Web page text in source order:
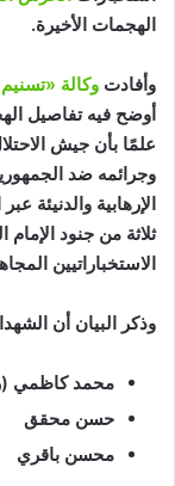
الهجمات الأخيرة.
وأفادت وكالة
أوضح فيه تفاصيل
علمًا بأن جيش
وجرائمه ضد
الإرهابية والدنيئة
ثلاثة من جنود
الاستخباراتيين
وذكر البيان أن
محمد كاظمي
حسن محقق
محسن باقري